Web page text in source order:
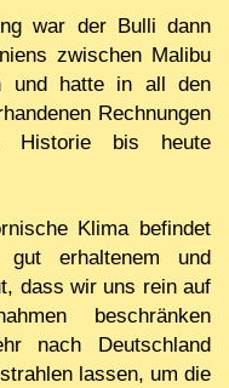
war der Bulli dann
zwischen Malibu
und hatte in all den
Rechnungen
Historie bis heute
Klima befindet
erhaltenem und
dass wir uns rein auf
beschränken
nach Deutschland
lassen, um die